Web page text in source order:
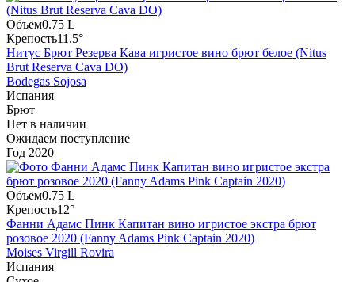
Объем0.75 L
Крепость11.5°
Нитус Брют Резерва Кава игристое вино брют белое (Nitus
Brut Reserva Cava DO)
Bodegas Sojosa
Испания
Брют
Нет в наличии
Ожидаем поступление
Год 2020
Объем0.75 L
Крепость12°
Фанни Адамс Пинк Капитан вино игристое экстра брют
розовое 2020 (Fanny Adams Pink Captain 2020)
Moises Virgill Rovira
Испания